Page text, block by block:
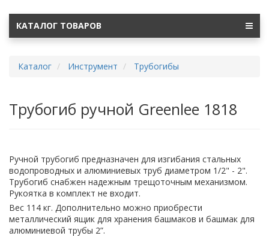
КАТАЛОГ ТОВАРОВ
Каталог Инструмент Трубогибы
Трубогиб ручной Greenlee 1818
Ручной трубогиб предназначен для изгибания стальных
водопроводных и алюминиевых труб диаметром 1/2" - 2".
Трубогиб снабжен надежным трещоточным механизмом.
Рукоятка в комплект не входит.
Вес 114 кг. Дополнительно можно приобрести
металлический ящик для хранения башмаков и башмак для
алюминиевой трубы 2”.